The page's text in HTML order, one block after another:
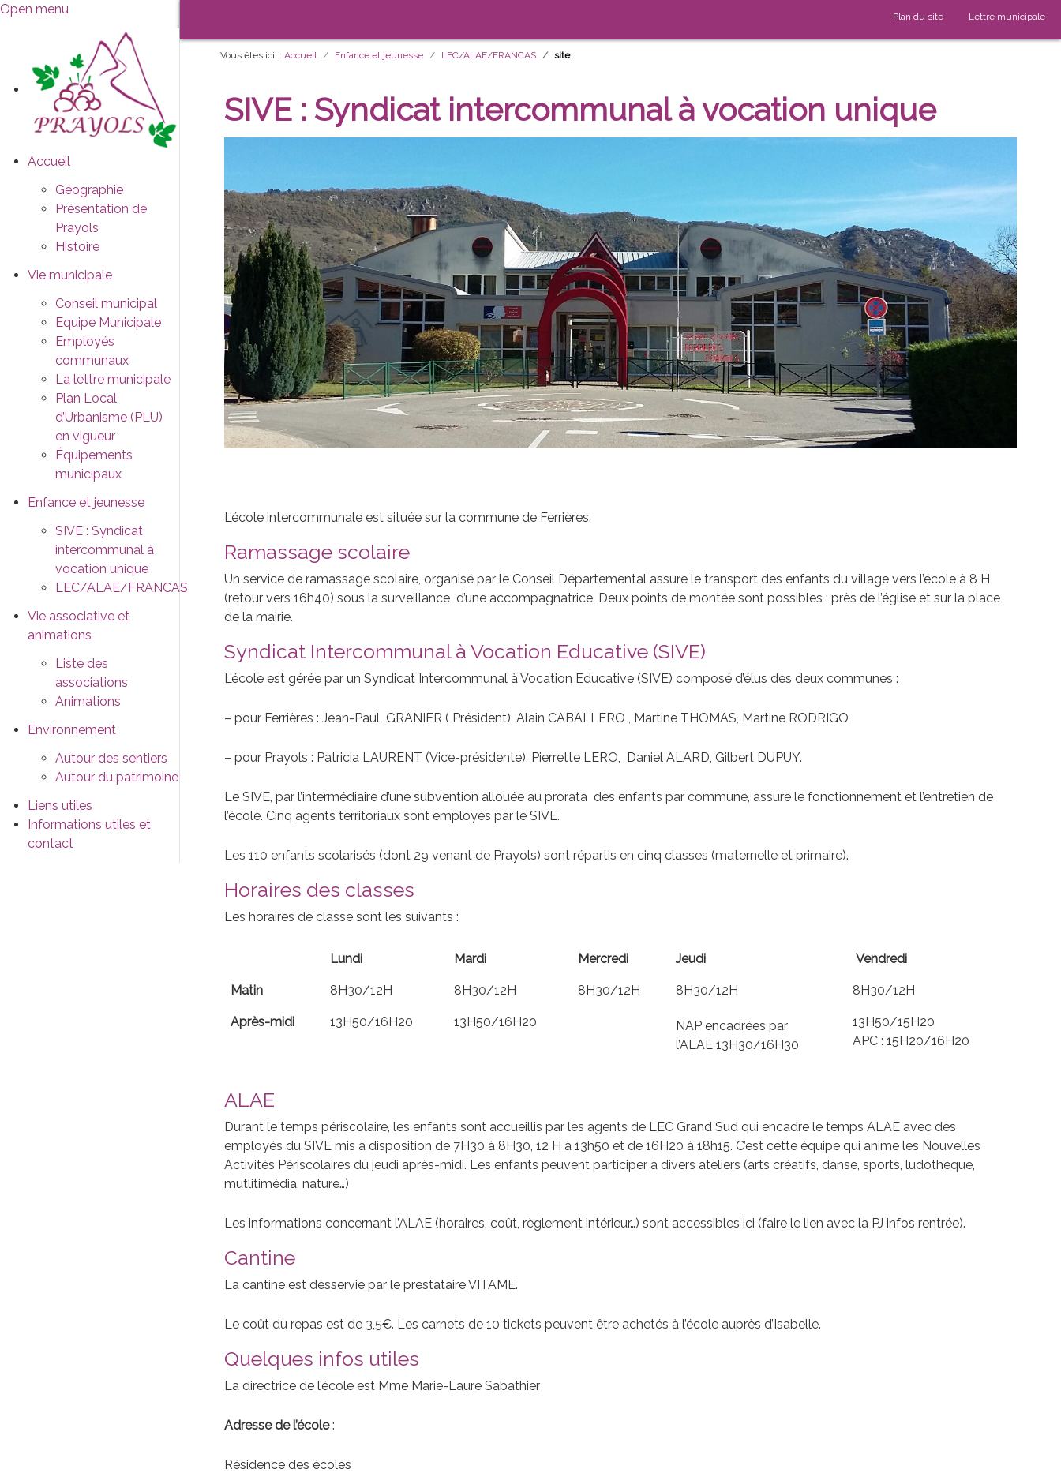
Open menu
Accueil
Géographie
Présentation de
Prayols
Histoire
Vie municipale
Conseil municipal
Equipe Municipale
Employés
communaux
La lettre municipale
Plan Local
d’Urbanisme (PLU)
en vigueur
Équipements
municipaux
Enfance et jeunesse
SIVE : Syndicat
intercommunal à
vocation unique
LEC/ALAE/FRANCAS
Vie associative et
animations
Liste des
associations
Animations
Environnement
Autour des sentiers
Autour du patrimoine
Liens utiles
Informations utiles et
contact
Plan du site Lettre municipale
Vous êtes ici :Accueil Enfance et jeunesse LEC/ALAE/FRANCAS site
SIVE : Syndicat intercommunal à vocation unique
L’école intercommunale est située sur la commune de Ferrières.
Ramassage scolaire
Un service de ramassage scolaire, organisé par le Conseil Départemental assure le transport des enfants du village vers l’école à 8 H
(retour vers 16h40) sous la surveillance d’une accompagnatrice. Deux points de montée sont possibles : près de l’église et sur la place
de la mairie.
Syndicat Intercommunal à Vocation Educative (SIVE)
L’école est gérée par un Syndicat Intercommunal à Vocation Educative (SIVE) composé d’élus des deux communes :
– pour Ferrières : Jean-Paul GRANIER ( Président), Alain CABALLERO , Martine THOMAS, Martine RODRIGO
– pour Prayols : Patricia LAURENT (Vice-présidente), Pierrette LERO, Daniel ALARD, Gilbert DUPUY.
Le SIVE, par l’intermédiaire d’une subvention allouée au prorata des enfants par commune, assure le fonctionnement et l’entretien de
l’école. Cinq agents territoriaux sont employés par le SIVE.
Les 110 enfants scolarisés (dont 29 venant de Prayols) sont répartis en cinq classes (maternelle et primaire).
Horaires des classes
Les horaires de classe sont les suivants :
Lundi Mardi Mercredi Jeudi Vendredi
Matin 8H30/12H 8H30/12H 8H30/12H 8H30/12H 8H30/12H
Après-midi 13H50/16H20 13H50/16H20
NAP encadrées par
l’ALAE 13H30/16H30
13H50/15H20
APC : 15H20/16H20
ALAE
Durant le temps périscolaire, les enfants sont accueillis par les agents de LEC Grand Sud qui encadre le temps ALAE avec des
employés du SIVE mis à disposition de 7H30 à 8H30, 12 H à 13h50 et de 16H20 à 18h15. C’est cette équipe qui anime les Nouvelles
Activités Périscolaires du jeudi après-midi. Les enfants peuvent participer à divers ateliers (arts créatifs, danse, sports, ludothèque,
mutlitimédia, nature…)
Les informations concernant l’ALAE (horaires, coût, règlement intérieur…) sont accessibles ici (faire le lien avec la PJ infos rentrée).
Cantine
La cantine est desservie par le prestataire VITAME.
Le coût du repas est de 3,5€. Les carnets de 10 tickets peuvent être achetés à l’école auprès d’Isabelle.
Quelques infos utiles
La directrice de l’école est Mme Marie-Laure Sabathier
Adresse de l’école:
Résidence des écoles